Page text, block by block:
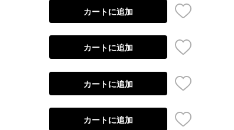
カートに追加
カートに追加
カートに追加
カートに追加